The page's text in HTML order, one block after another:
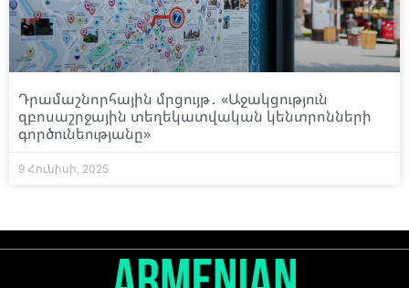
Դրամաշնորհային մրցույթ․ «Աջակցություն
զբոսաշրջային տեղեկատվական կենտրոնների
գործունեությանը»
9 Հունիսի, 2025